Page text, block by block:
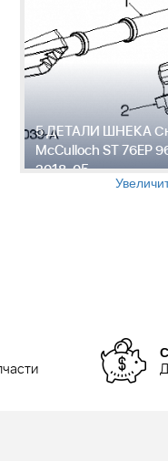
5 ДЕТАЛИ ШНЕКА
McCulloch ST 76EP
2018-05